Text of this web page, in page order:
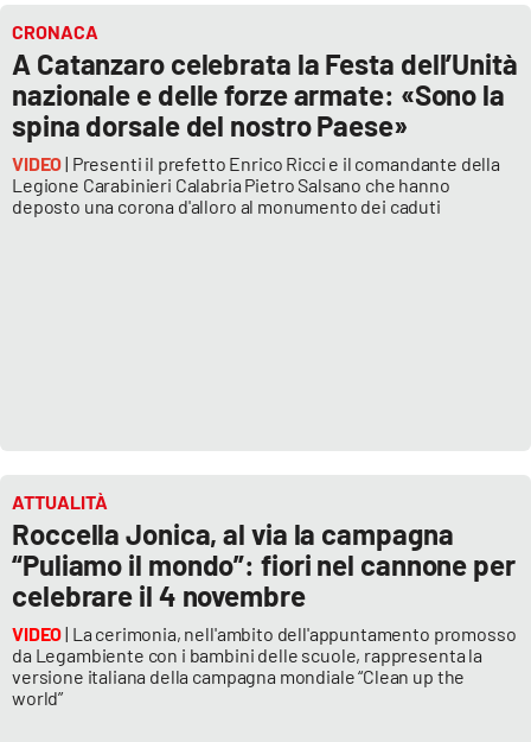
Storie
LAC
NETWORK
Lacplay.it
Ilreggino.it
Cosenzachannel.it
Ilvibonese.it
Catanzarochannel.it
CRONACA
A Catanzaro celebrata la Festa dell’Unità
nazionale e delle forze armate: «Sono la
spina dorsale del nostro Paese»
VIDEO| Presenti il prefetto Enrico Ricci e il comandante della
Legione Carabinieri Calabria Pietro Salsano che hanno
deposto una corona d'alloro al monumento dei caduti
ATTUALITÀ
Roccella Jonica, al via la campagna
“Puliamo il mondo”: fiori nel cannone per
celebrare il 4 novembre
VIDEO| La cerimonia, nell'ambito dell'appuntamento promosso
da Legambiente con i bambini delle scuole, rappresenta la
versione italiana della campagna mondiale “Clean up the
world”